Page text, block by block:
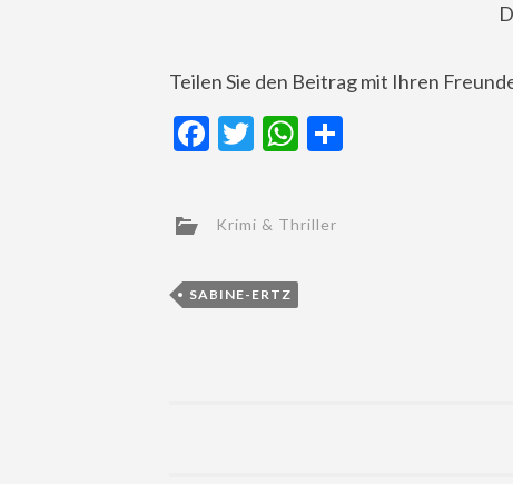
Teilen Sie den Beitrag mit Ihren
Facebook
TwitterWhatsApp
Krimi & Thriller
SABINE-ERTZ